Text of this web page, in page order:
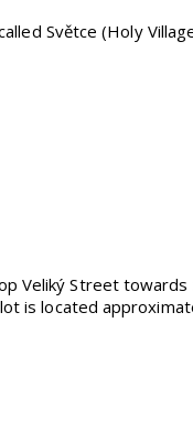
Světce (Holy
Veliký Street
is located